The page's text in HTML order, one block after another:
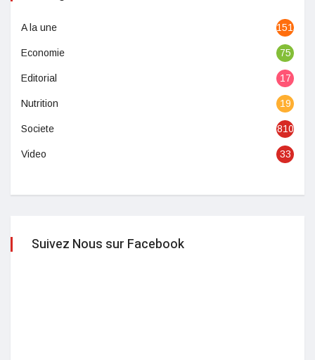
A la une 1513
Economie 75
Editorial 17
Nutrition 19
Societe 810
Video 33
Suivez Nous sur Facebook